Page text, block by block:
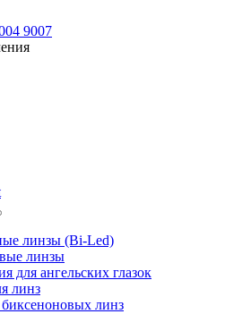
9007
линзы (Bi-Led)
линзы
для ангельских глазок
линз
линз